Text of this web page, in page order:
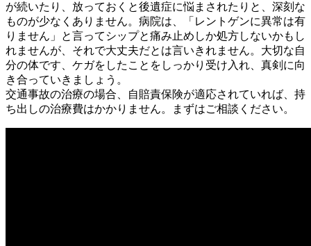
が続いたり、放っておくと後遺症に悩まされたりと、深刻な
ものが少なくありません。病院は、「レントゲンに異常は有
りません」と言ってシップと痛み止めしか処方しないかもし
れませんが、それで大丈夫だとは言いきれません。大切な自
分の体です、ケガをしたことをしっかり受け入れ、真剣に向
き合っていきましょう。
交通事故の治療の場合、自賠責保険が適応されていれば、持
ち出しの治療費はかかりません。まずはご相談ください。